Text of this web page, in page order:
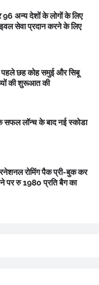
96 अन्य देशों के लोगों के लिए
सेवा प्रदान करने के लिए
छह कोह समुई और सिबू
की शुरूआत की
सफल लॉन्च के बाद नई स्कोडा
रोमिंग पैक प्री-बुक कर
पर रु 1980 प्रति बैग का